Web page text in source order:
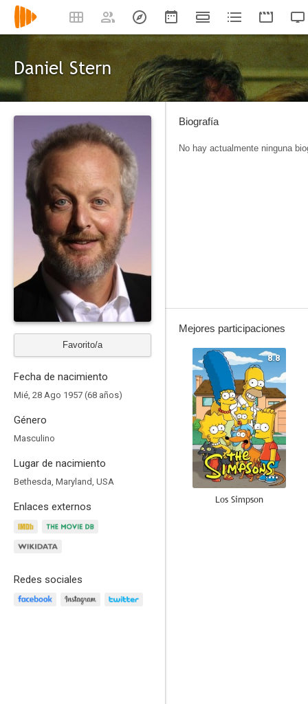
Daniel Stern
Favorito/a
Fecha de nacimiento
Mié, 28 Ago 1957 (68 años)
Género
Masculino
Lugar de nacimiento
Bethesda, Maryland, USA
Enlaces externos
Redes sociales
Biografía
No hay actualmente ninguna
Mejores participaciones
8.8
Los Simpson